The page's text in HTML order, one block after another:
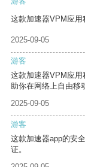
这款加速器VPM应用
2025-09-05
游客
这款加速器VPM应
助你在网络上自由移
2025-09-05
游客
这款加速器app的安
证。